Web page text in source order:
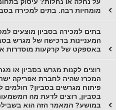
מומחיות רבה. בתים למכירה
בתים למכירה בסביון מוצעים
המעניינות ברכישה של מגרש
באספקט של קרקעות מוסדרות
רוצים לקנות מגרש בסביון או
המכרז שהיה לחברת אפריקה
פיתוח מגרשים בסביון? חולמים
בסביון, רוצים לדעת מה
במושע? המאמר הזה הוא